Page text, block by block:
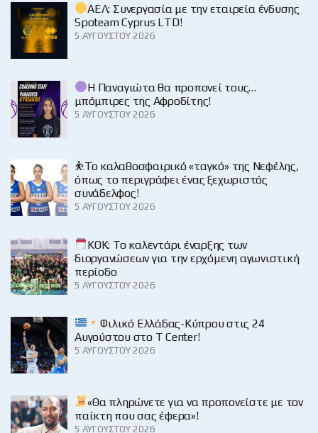
ΑΕΛ: Συνεργασία με την εταιρεία ένδυσης
Spoteam Cyprus LTD!
5 ΑΥΓΟΎΣΤΟΥ 2026
Η Παναγιώτα θα προπονεί τους…
μπόμπιρες της Αφροδίτης!
5 ΑΥΓΟΎΣΤΟΥ 2026
⛹️‍Το καλαθοσφαιρικό «ταγκό» της Νεφέλης,
όπως το περιγράφει ένας ξεχωριστός
συνάδελφος!
5 ΑΥΓΟΎΣΤΟΥ 2026
KOK: Το καλεντάρι έναρξης των
διοργανώσεων για την ερχόμενη αγωνιστική
περίοδο
5 ΑΥΓΟΎΣΤΟΥ 2026
Φιλικό Ελλάδας-Κύπρου στις 24
Αυγούστου στο Τ Center!
5 ΑΥΓΟΎΣΤΟΥ 2026
«Θα πληρώνετε για να προπονείστε με τον
παίκτη που σας έφερα»!
5 ΑΥΓΟΎΣΤΟΥ 2026